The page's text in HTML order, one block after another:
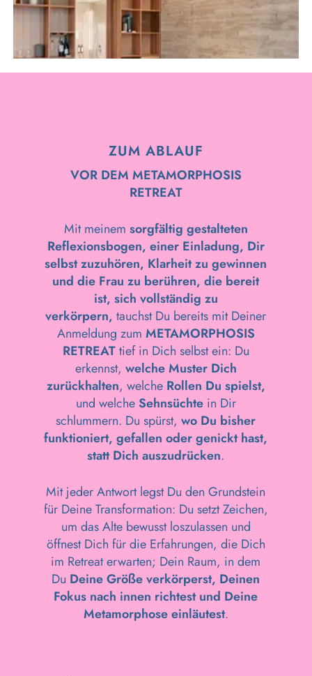
ZUM ABLAUF
VOR DEM METAMORPHOSIS
RETREAT
Mit meinem sorgfältig gestalteten
Reflexionsbogen, einer Einladung, Dir
selbst zuzuhören, Klarheit zu gewinnen
und die Frau zu berühren, die bereit
ist, sich vollständig zu
verkörpern, tauchst Du bereits mit Deiner
Anmeldung zum METAMORPHOSIS
RETREATtief in Dich selbst ein: Du
erkennst, welche Muster Dich
zurückhalten, welche Rollen Du spielst,
und welcheSehnsüchtein Dir
schlummern. Du spürst,wo Du bisher
funktioniert, gefallen oder genickt hast,
statt Dich auszudrücken.
Mit jeder Antwort legst Du den Grundstein
für Deine Transformation: Du setzt Zeichen,
um das Alte bewusst loszulassen und
öffnest Dich für die Erfahrungen, die Dich
im Retreat erwarten; Dein Raum, in dem
Du Deine Größe verkörperst, Deinen
Fokus nach innen richtest und Deine
Metamorphose einläutest.